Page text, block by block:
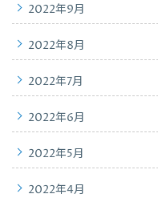
2022年9月
2022年8月
2022年7月
2022年6月
2022年5月
2022年4月